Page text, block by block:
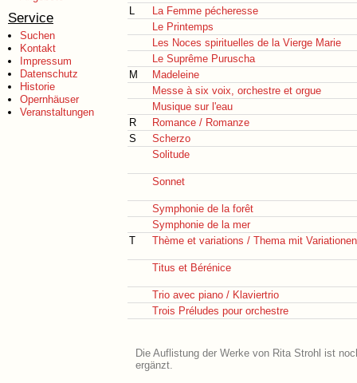
Service
Suchen
Kontakt
Impressum
Datenschutz
Historie
Opernhäuser
Veranstaltungen
L
La Femme pécheresse
Le Printemps
Les Noces spirituelles de la Vierge Marie
Le Suprême Puruscha
M
Madeleine
Messe à six voix, orchestre et orgue
Musique sur l'eau
R
Romance / Romanze
S
Scherzo
Solitude
Sonnet
Symphonie de la forêt
Symphonie de la mer
T
Thème et variations / Thema mit Variationen
Titus et Bérénice
Trio avec piano / Klaviertrio
Trois Préludes pour orchestre
Die Auflistung der Werke von Rita Strohl ist
ergänzt.